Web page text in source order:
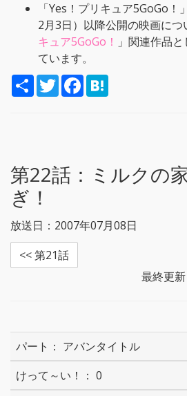
「Yes！プリキュア5GoGo
2月3日）以降公開の映画につ
キュア5GoGo！ 」関連作品
ています。
S
h
T
w
F
a
第22話： ミルクの
ぎ！
放送日：2007年07月08日
<< 第21話
最終更
アバンタイトル
0